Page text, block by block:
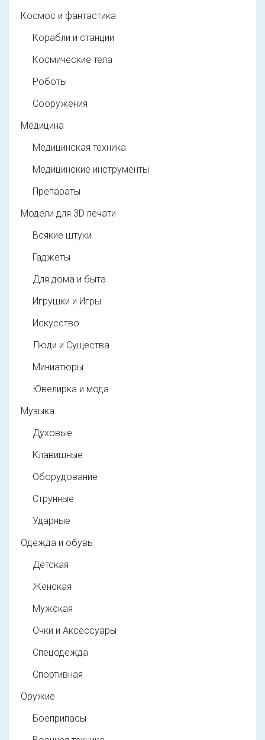
Космос и фантастика
Корабли и станции
Космические тела
Роботы
Сооружения
Медицина
Медицинская техника
Медицинские инструменты
Препараты
Модели для 3D печати
Всякие штуки
Гаджеты
Для дома и быта
Игрушки и Игры
Искусство
Люди и Существа
Миниатюры
Ювелирка и мода
Музыка
Духовые
Клавишные
Оборудование
Струнные
Ударные
Одежда и обувь
Детская
Женская
Мужская
Очки и Аксессуары
Спецодежда
Спортивная
Оружие
Боеприпасы